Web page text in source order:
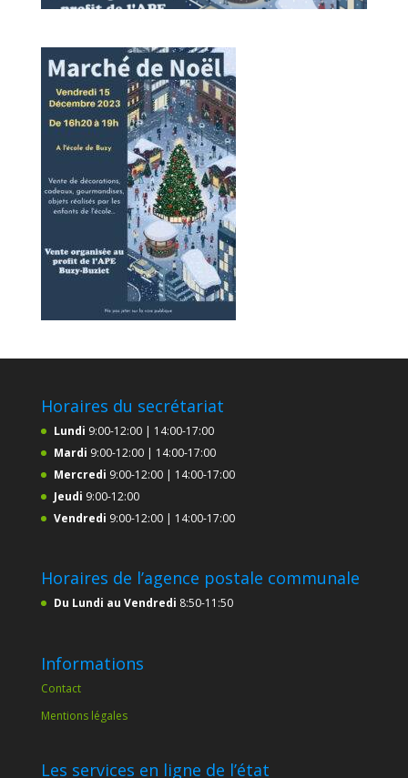
Horaires du secrétariat
Lundi 9:00-12:00 | 14:00-17:00
Mardi 9:00-12:00 | 14:00-17:00
Mercredi 9:00-12:00 | 14:00-17:00
Jeudi 9:00-12:00
Vendredi 9:00-12:00 | 14:00-17:00
Horaires de l’agence postale communale
Du Lundi au Vendredi 8:50-11:50
Informations
Contact
Mentions légales
Les services en ligne de l’état